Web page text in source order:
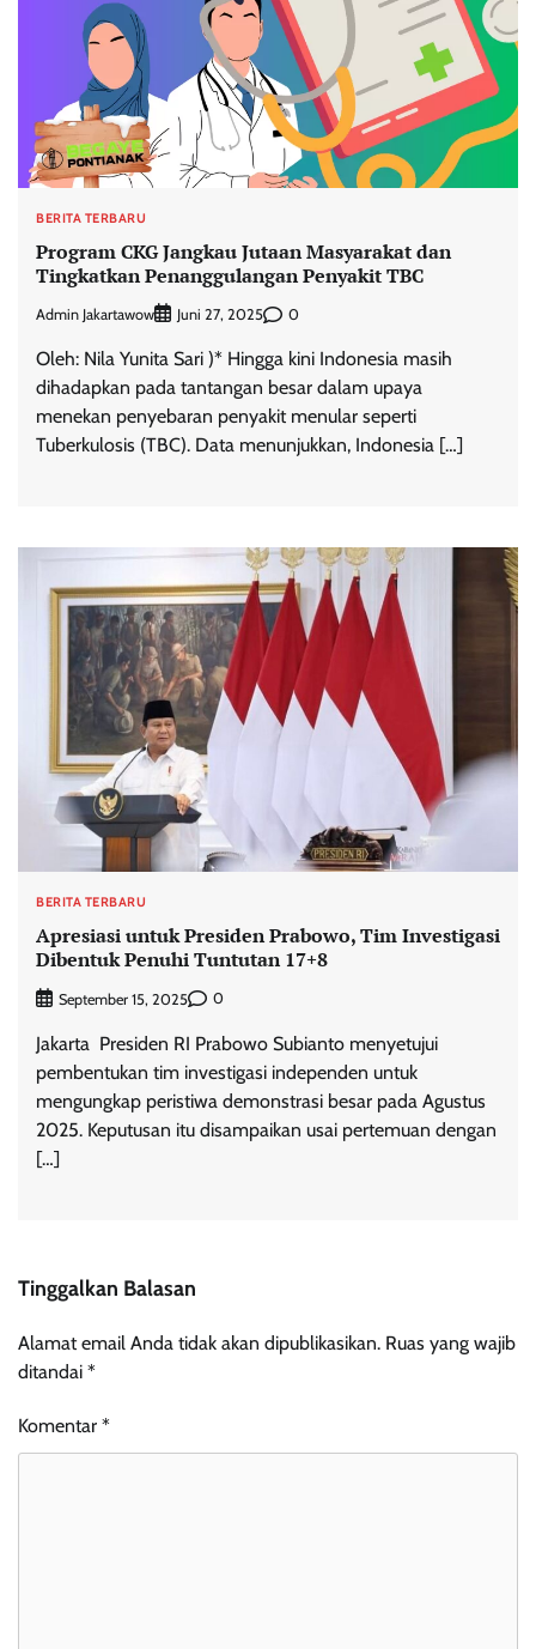
BERITA TERBARU
Program CKG Jangkau Jutaan Masyarakat dan
Tingkatkan Penanggulangan Penyakit TBC
Admin Jakartawow Juni 27, 2025 0
Oleh: Nila Yunita Sari )* Hingga kini Indonesia masih
dihadapkan pada tantangan besar dalam upaya
menekan penyebaran penyakit menular seperti
Tuberkulosis (TBC). Data menunjukkan, Indonesia […]
BERITA TERBARU
Apresiasi untuk Presiden Prabowo, Tim Investigasi
Dibentuk Penuhi Tuntutan 17+8
September 15, 2025 0
Jakarta  Presiden RI Prabowo Subianto menyetujui
pembentukan tim investigasi independen untuk
mengungkap peristiwa demonstrasi besar pada Agustus
2025. Keputusan itu disampaikan usai pertemuan dengan
[…]
Tinggalkan Balasan
Alamat email Anda tidak akan dipublikasikan. Ruas yang wajib
ditandai *
Komentar *